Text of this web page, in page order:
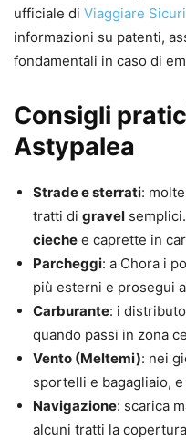
ufficiale di Viaggiare Sicuri
informazioni su patenti,
fondamentali in caso di
Consigli
Astypalea
Strade e sterrati:
tratti di gravel
cieche e caprette in
Parcheggi: a Chora i
più esterni e prosegui
Carburante: i
quando passi in zona
Vento (Meltemi): nei
sportelli e bagagliaio,
Navigazione: scarica
alcuni tratti la